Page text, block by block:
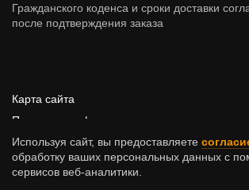
Гражданского коденса и сроки доставки
после подтверждения заказа
Карта сайта
Политика конфиденциальности
Используя сайт, вы предоставляете
обработку ваших персональных данных с
сервисов веб-аналитики.